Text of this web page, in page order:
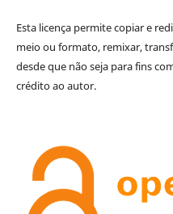
Esta licença permite copiar e
meio ou formato, remixar,
desde que não seja para fins
crédito ao autor.